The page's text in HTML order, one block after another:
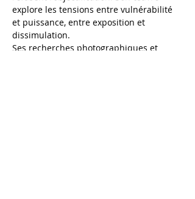
explore les tensions entre vulnérabilité
et puissance, entre exposition et
dissimulation.
Ses recherches photographiques et